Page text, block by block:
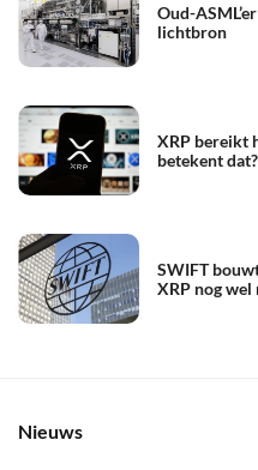
Oud-
lichtbron
XRP bereikt
betekent dat?
SWIFT
XRP nog wel
Nieuws